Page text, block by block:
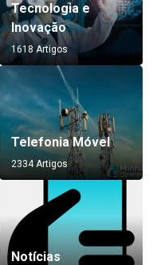
Tecnologia e
Inovação
1618 Artigos
Telefonia Móvel
2334 Artigos
Notícias